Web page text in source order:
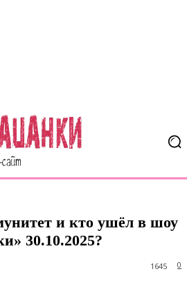
и кто ушёл в шоу
30.10.2025?
0
1645